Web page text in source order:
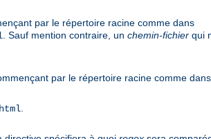
par le répertoire racine comme dans
. Sauf mention contraire, un chemin-fichier qui
par le répertoire racine comme dans